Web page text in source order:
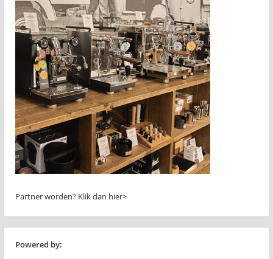
Partner worden? Klik dan hier>
Powered by: